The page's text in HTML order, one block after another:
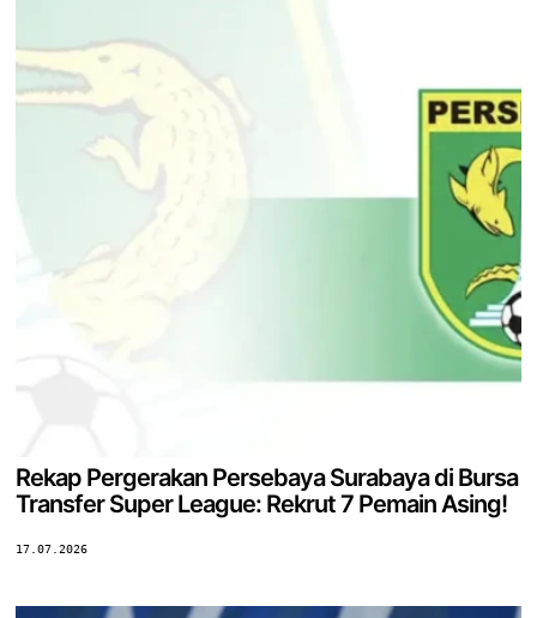
Rekap Pergerakan Persebaya Surabaya di Bursa
Transfer Super League: Rekrut 7 Pemain Asing!
17.07.2026